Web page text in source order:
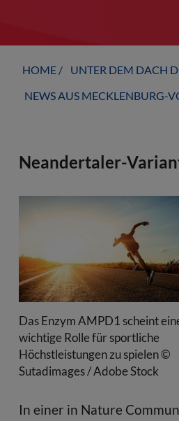
HOME UNTER DEM DACH
NEWS AUS MECKLENBURG-
Neandertaler-
Das Enzym AMPD1 scheint
wichtige Rolle für sportliche
Höchstleistungen zu spielen ©
Sutadimages / Adobe Stock
In einer in Nature